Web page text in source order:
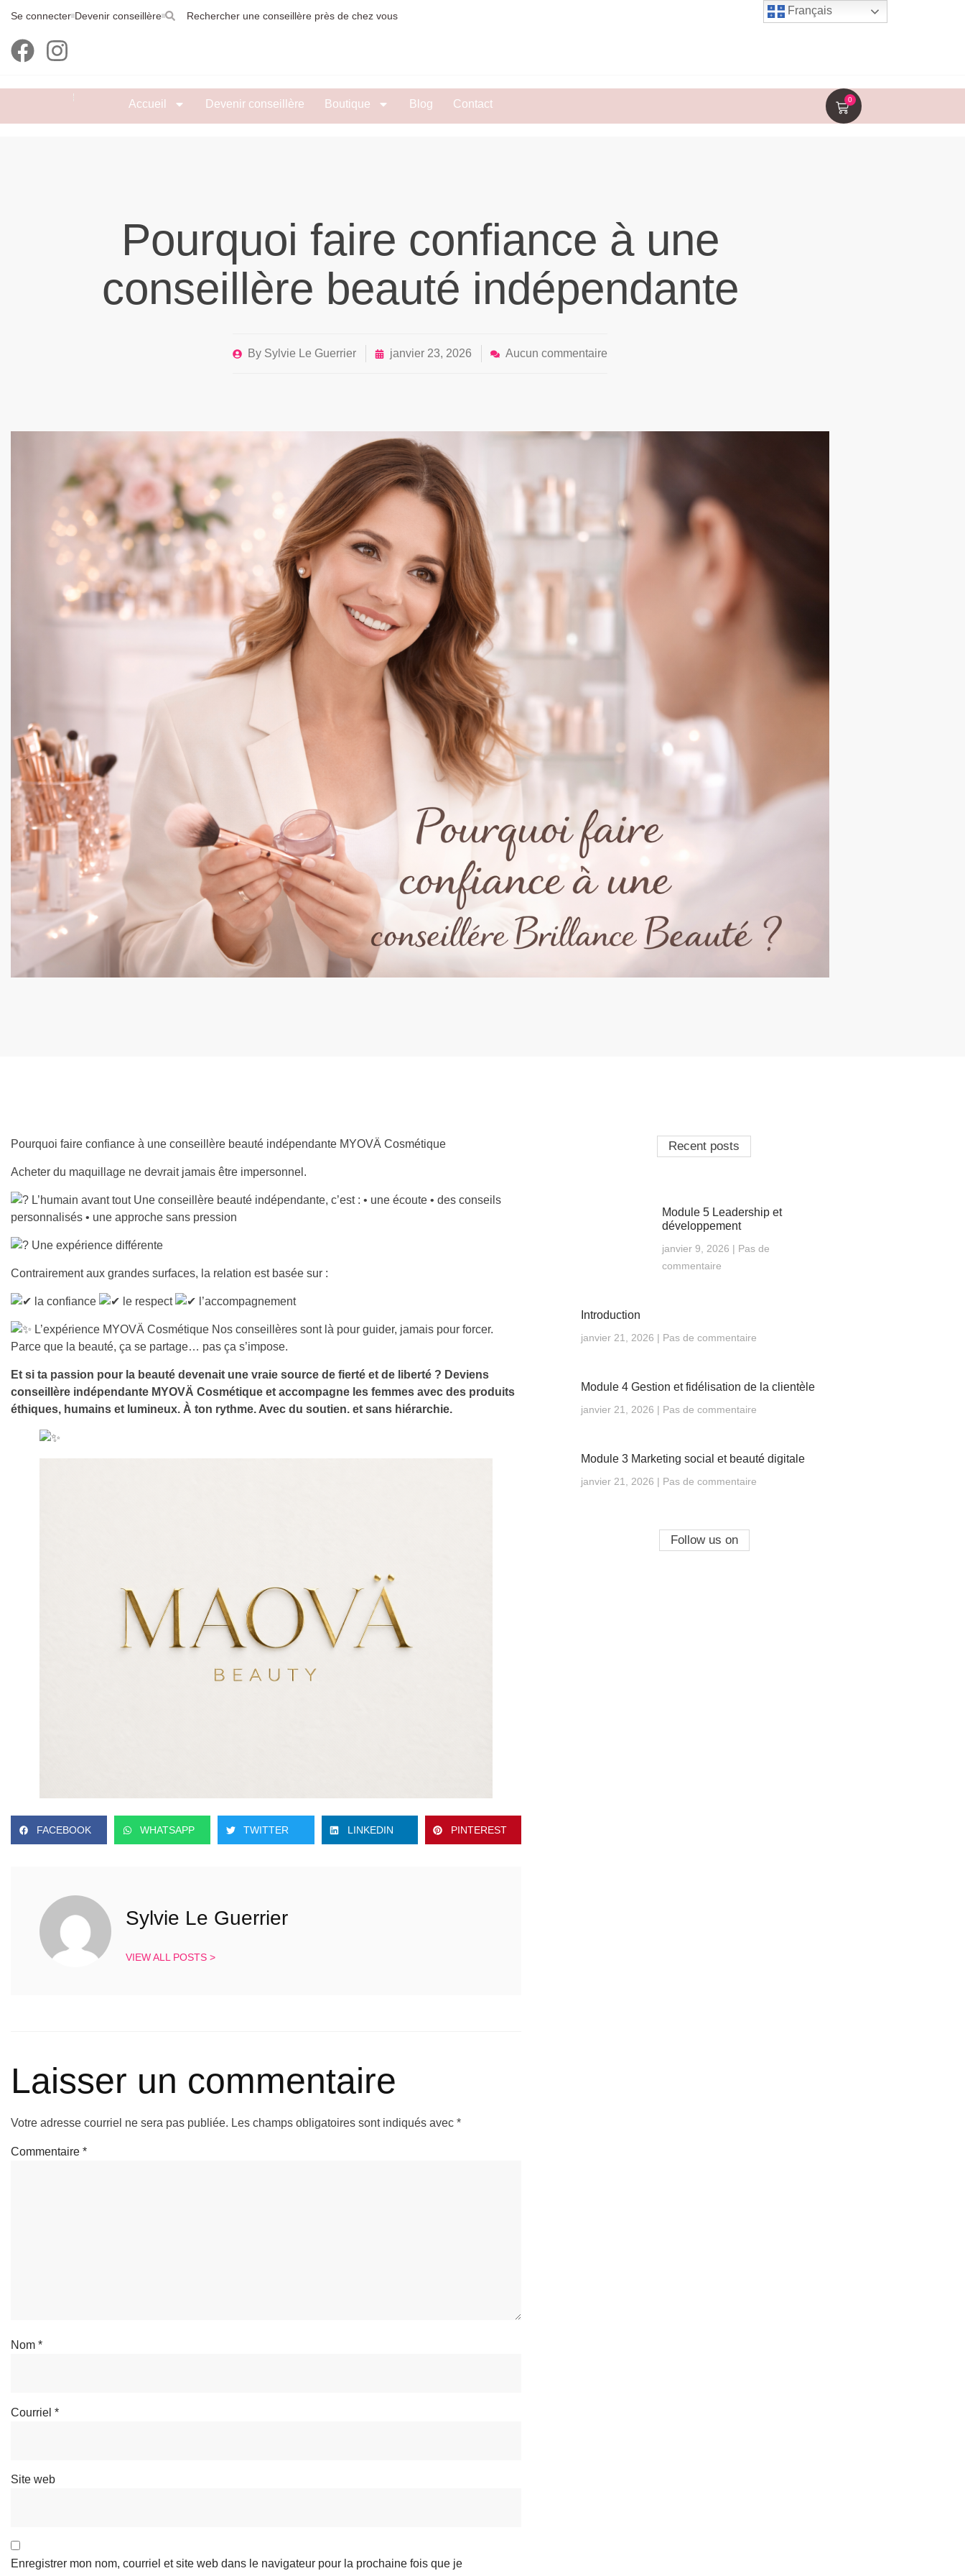
Se connecter Devenir conseillère Rechercher une conseillère près de chez vous
Accueil Devenir conseillère Boutique Blog Contact 0
Pourquoi faire confiance à une
conseillère beauté indépendante
By Sylvie Le Guerrier janvier 23, 2026 Aucun commentaire
Pourquoi faire confiance à une conseillère beauté indépendante MYOVÄ Cosmétique
Acheter du maquillage ne devrait jamais être impersonnel.
L’humain avant tout Une conseillère beauté indépendante, c’est : • une écoute • des conseils
personnalisés • une approche sans pression
Une expérience différente
Contrairement aux grandes surfaces, la relation est basée sur :
la confiance le respect l’accompagnement
L’expérience MYOVÄ Cosmétique Nos conseillères sont là pour guider, jamais pour forcer.
Parce que la beauté, ça se partage… pas ça s’impose.
Et si ta passion pour la beauté devenait une vraie source de fierté et de liberté ? Deviens
conseillère indépendante MYOVÄ Cosmétique et accompagne les femmes avec des produits
éthiques, humains et lumineux. À ton rythme. Avec du soutien. et sans hiérarchie.
FACEBOOK WHATSAPP TWITTER LINKEDIN PINTEREST
Sylvie Le Guerrier
VIEW ALL POSTS >
Laisser un commentaire
Votre adresse courriel ne sera pas publiée. Les champs obligatoires sont indiqués avec *
Commentaire *
Nom *
Courriel *
Site web
Enregistrer mon nom, courriel et site web dans le navigateur pour la prochaine fois que je
Recent posts
Module 5 Leadership et
développement
janvier 9, 2026
Pas de
commentaire
Introduction
janvier 21, 2026 Pas de commentaire
Module 4 Gestion et fidélisation de la clientèle
janvier 21, 2026 Pas de commentaire
Module 3 Marketing social et beauté digitale
janvier 21, 2026 Pas de commentaire
Follow us on
Français